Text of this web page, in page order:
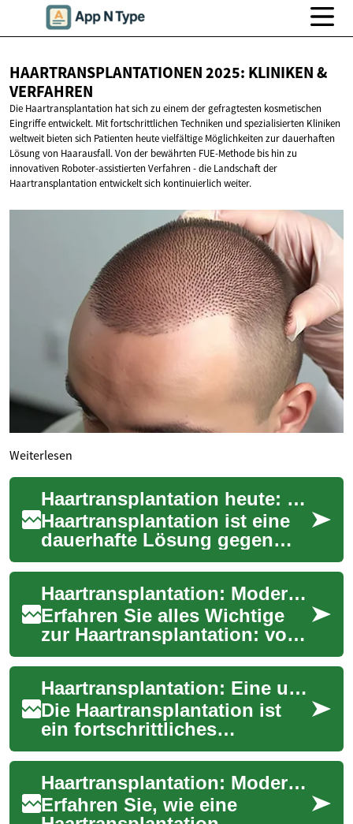
HAARTRANSPLANTATIONEN 2025: KLINIKEN&
VERFAHREN
Die Haartransplantation hat sich zu einem der gefragtesten kosmetischen
Eingriffe entwickelt. Mit fortschrittlichen Techniken und spezialisierten Kliniken
weltweit bieten sich Patienten heute vielfältige Möglichkeiten zur dauerhaften
Lösung von Haarausfall. Von der bewährten FUE-Methode bis hin zu
innovativen Roboter-assistierten Verfahren - die Landschaft der
Haartransplantation entwickelt sich kontinuierlich weiter.
Weiterlesen
Haartransplantation heute: Methoden, Forschung & Ergebnisse
Haartransplantation ist eine
dauerhafte Lösung gegen
Haarausfall, die dank
moderner Techniken
natürlichere Resultate ...
Haartransplantation: Moderner Leitfaden zu Verfahren & Ergebnissen
Erfahren Sie alles Wichtige
zur Haartransplantation: von
modernen Techniken wie FUE
und FUT über spezielle
Anwendunge...
Haartransplantation: Eine umfassende Erklärung des medizinischen Verfahrens
Die Haartransplantation ist
ein fortschrittliches
medizinisches Verfahren, das
zunehmend an Popularität
gewinnt. Dies...
Haartransplantation: Moderner Praxisleitfaden für Patienten
Erfahren Sie, wie eine